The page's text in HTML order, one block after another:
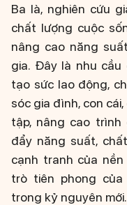
Ba là, nghiên cứu
chất lượng cuộc
nâng cao năng
gia. Đây là nhu
tạo sức lao động,
sóc gia đình, con
tập, nâng cao trình
đẩy năng suất,
cạnh tranh của
trò tiên phong của
trong kỷ nguyên mới.